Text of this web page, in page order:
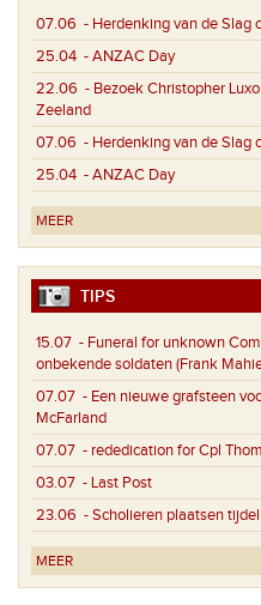
07.06 - Herdenking van de Slag
25.04 - ANZAC Day
22.06 - Bezoek Christopher
Zeeland
07.06 - Herdenking van de Slag
25.04 - ANZAC Day
MEER
TIPS
15.07 - Funeral for unknown
onbekende soldaten (Frank
07.07 - Een nieuwe grafsteen
McFarland
07.07 - rededication for Cpl
03.07 - Last Post
23.06 - Scholieren plaatsen
MEER